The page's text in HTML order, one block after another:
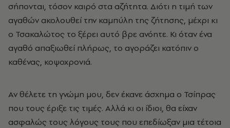
σήπονται, τόσον καιρό στα αζήτητα. Διότι η τιμή των
αγαθών ακολουθεί την καμπύλη της ζήτησης, μέχρι κι
ο Τσακαλώτος το ξέρει αυτό βρε ανόητε. Κι όταν ένα
αγαθό απαξιωθεί πλήρως, το αγοράζει κατόπιν ο
καθένας, κοψοχρονιά.
Αν θέλετε τη γνώμη μου, δεν έκανε άσχημα ο Τσίπρας
που τους έριξε τις τιμές. Αλλά κι οι ίδιοι, θα είχαν
ασφαλώς τους λόγους τους που επεδίωξαν μια τέτοια